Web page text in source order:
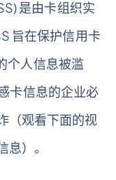
是由卡组织实
旨在保护信用卡
个人信息被滥
卡信息的企业必
（观看下面的视
）。